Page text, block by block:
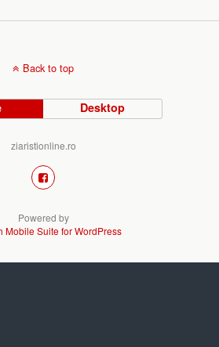
Back to top
Desktop
ziaristionline.ro
Powered by
Mobile Suite for WordPress